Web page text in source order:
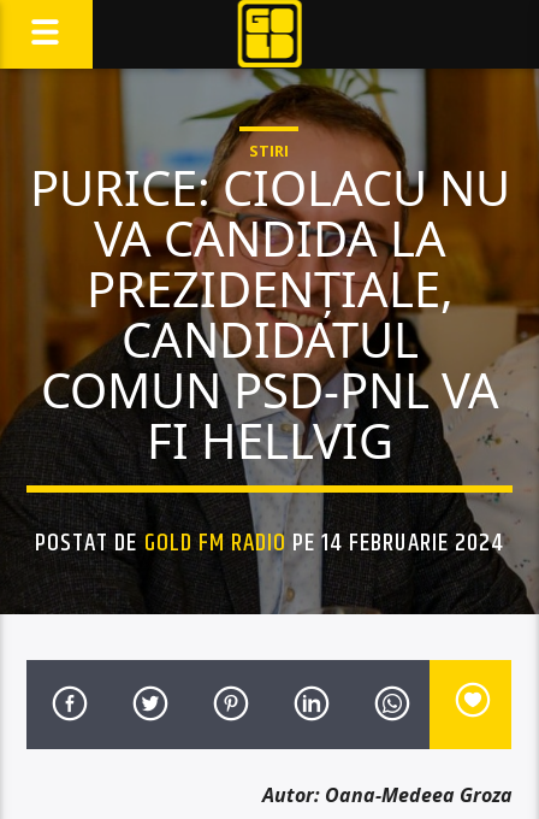
STIRI
PURICE: CIOLACU NU
VA CANDIDA LA
PREZIDENȚIALE,
CANDIDATUL
COMUN PSD-PNL VA
FI HELLVIG
POSTAT DE GOLD FM RADIO PE 14 FEBRUARIE 2024
Autor: Oana-Medeea Groza